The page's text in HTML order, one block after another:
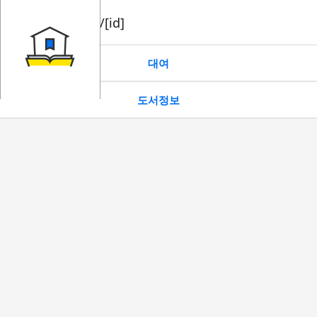
book/rent/[id]
대여
도서정보